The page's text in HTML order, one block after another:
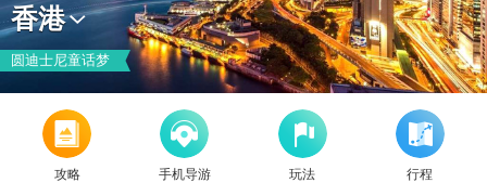
香港
圆迪士尼童话梦
攻略 手机导游 玩法 行程